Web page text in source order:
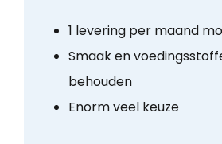
1 levering per maand
Smaak en
behouden
Enorm veel keuze